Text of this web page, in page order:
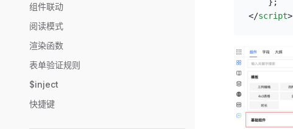
组件联动
阅读模式
渲染函数
表单验证规则
$inject
快捷键
</script>